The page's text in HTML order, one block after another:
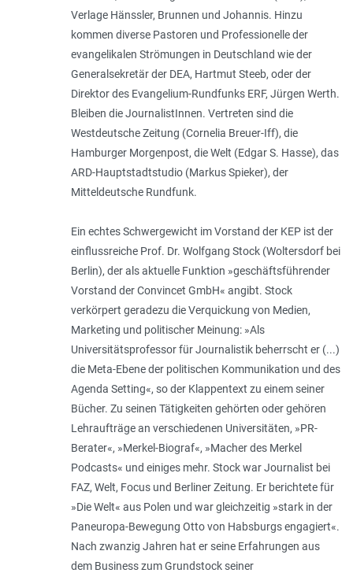
Verlage Hänssler, Brunnen und Johannis. Hinzu
kommen diverse Pastoren und Professionelle der
evangelikalen Strömungen in Deutschland wie der
Generalsekretär der DEA, Hartmut Steeb, oder der
Direktor des Evangelium-Rundfunks ERF, Jürgen Werth.
Bleiben die JournalistInnen. Vertreten sind die
Westdeutsche Zeitung (Cornelia Breuer-Iff), die
Hamburger Morgenpost, die Welt (Edgar S. Hasse), das
ARD-Hauptstadtstudio (Markus Spieker), der
Mitteldeutsche Rundfunk.
Ein echtes Schwergewicht im Vorstand der KEP ist der
einflussreiche Prof. Dr. Wolfgang Stock (Woltersdorf bei
Berlin), der als aktuelle Funktion »geschäftsführender
Vorstand der Convincet GmbH« angibt. Stock
verkörpert geradezu die Verquickung von Medien,
Marketing und politischer Meinung: »Als
Universitätsprofessor für Journalistik beherrscht er (...)
die Meta-Ebene der politischen Kommunikation und des
Agenda Setting«, so der Klappentext zu einem seiner
Bücher. Zu seinen Tätigkeiten gehörten oder gehören
Lehraufträge an verschiedenen Universitäten, »PR-
Berater«, »Merkel-Biograf«, »Macher des Merkel
Podcasts« und einiges mehr. Stock war Journalist bei
FAZ, Welt, Focus und Berliner Zeitung. Er berichtete für
»Die Welt« aus Polen und war gleichzeitig »stark in der
Paneuropa-Bewegung Otto von Habsburgs engagiert«.
Nach zwanzig Jahren hat er seine Erfahrungen aus
dem Business zum Grundstock seiner